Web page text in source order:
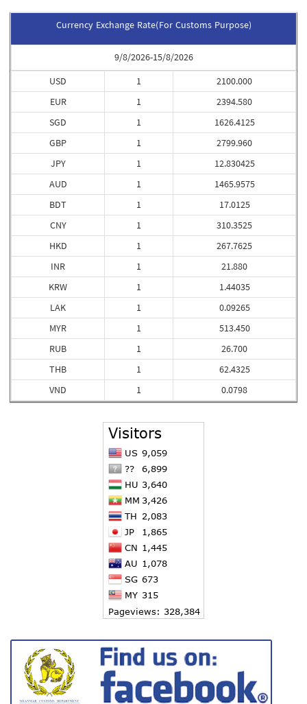
Currency Exchange Rate(For Customs Purpose)
9/8/2026-15/8/2026
USD
EUR
SGD
GBP
JPY
AUD
BDT
CNY
HKD
INR
KRW
LAK
MYR
RUB
THB
VND
1
1
1
1
1
1
1
1
1
1
1
1
1
1
1
1
2100.000
2394.580
1626.4125
2799.960
12.830425
1465.9575
17.0125
310.3525
267.7625
21.880
1.44035
0.09265
513.450
26.700
62.4325
0.0798